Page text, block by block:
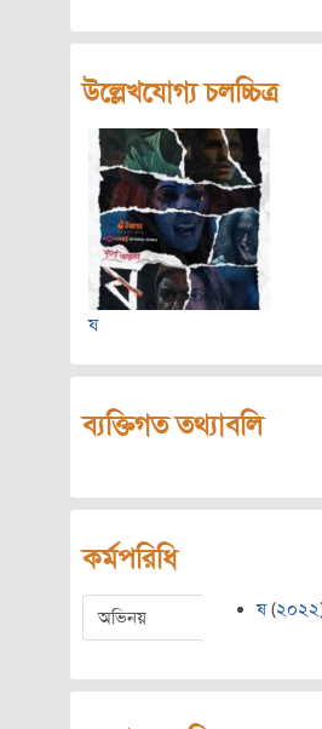
উল্লেখযোগ্য চলচ্চিত্র
ষ
ব্যক্তিগত তথ্যাবলি
কর্মপরিধি
অভিনয় ষ(২০২২